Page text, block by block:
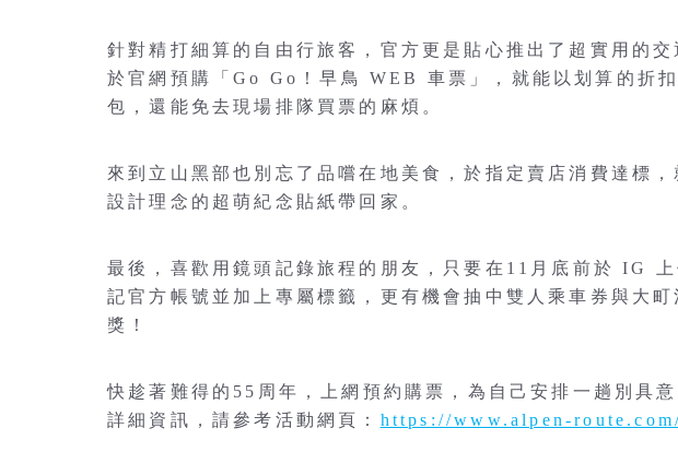
針對精打細算的自由行旅客，官方更是貼心推出了超實用的
於官網預購「Go Go！早鳥 WEB 車票」，就能以划算的折
包，還能免去現場排隊買票的麻煩。
來到立山黑部也別忘了品嚐在地美食，於指定賣店消費達標
設計理念的超萌紀念貼紙帶回家。
最後，喜歡用鏡頭記錄旅程的朋友，只要在11月底前於 IG
記官方帳號並加上專屬標籤，更有機會抽中雙人乘車券與大
獎！
快趁著難得的55周年，上網預約購票，為自己安排一趟別具意
詳細資訊，請參考活動網頁： https://www.alpen-